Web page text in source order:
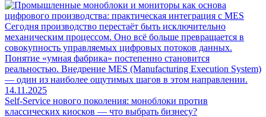
Сегодня производство перестаёт быть исключительно
механическим процессом. Оно всё больше превращается в
совокупность управляемых цифровых потоков данных.
Понятие «умная фабрика» постепенно становится
реальностью. Внедрение MES (Manufacturing Execution System)
— один из наиболее ощутимых шагов в этом направлении.
14.11.2025
Self-Service нового поколения: моноблоки против
классических киосков — что выбрать бизнесу?